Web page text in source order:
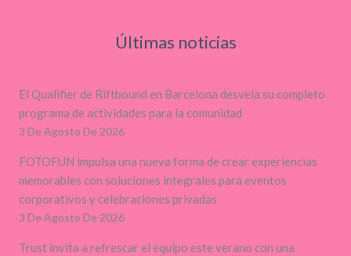
Últimas noticias
El Qualifier de Riftbound en Barcelona desvela su completo
programa de actividades para la comunidad
3 De Agosto De 2026
FOTOFUN impulsa una nueva forma de crear experiencias
memorables con soluciones integrales para eventos
corporativos y celebraciones privadas
3 De Agosto De 2026
Trust invita a refrescar el equipo este verano con una